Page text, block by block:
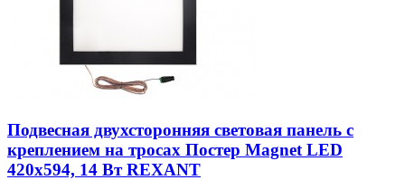
Подвесная двухсторонняя световая панель с
креплением на тросах Постер Magnet LED
420х594, 14 Вт REXANT